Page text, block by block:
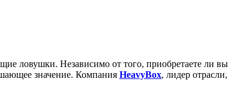
ловушки. Независимо от того, приобретаете ли вы
значение. Компания HeavyBox, лидер отрасли,